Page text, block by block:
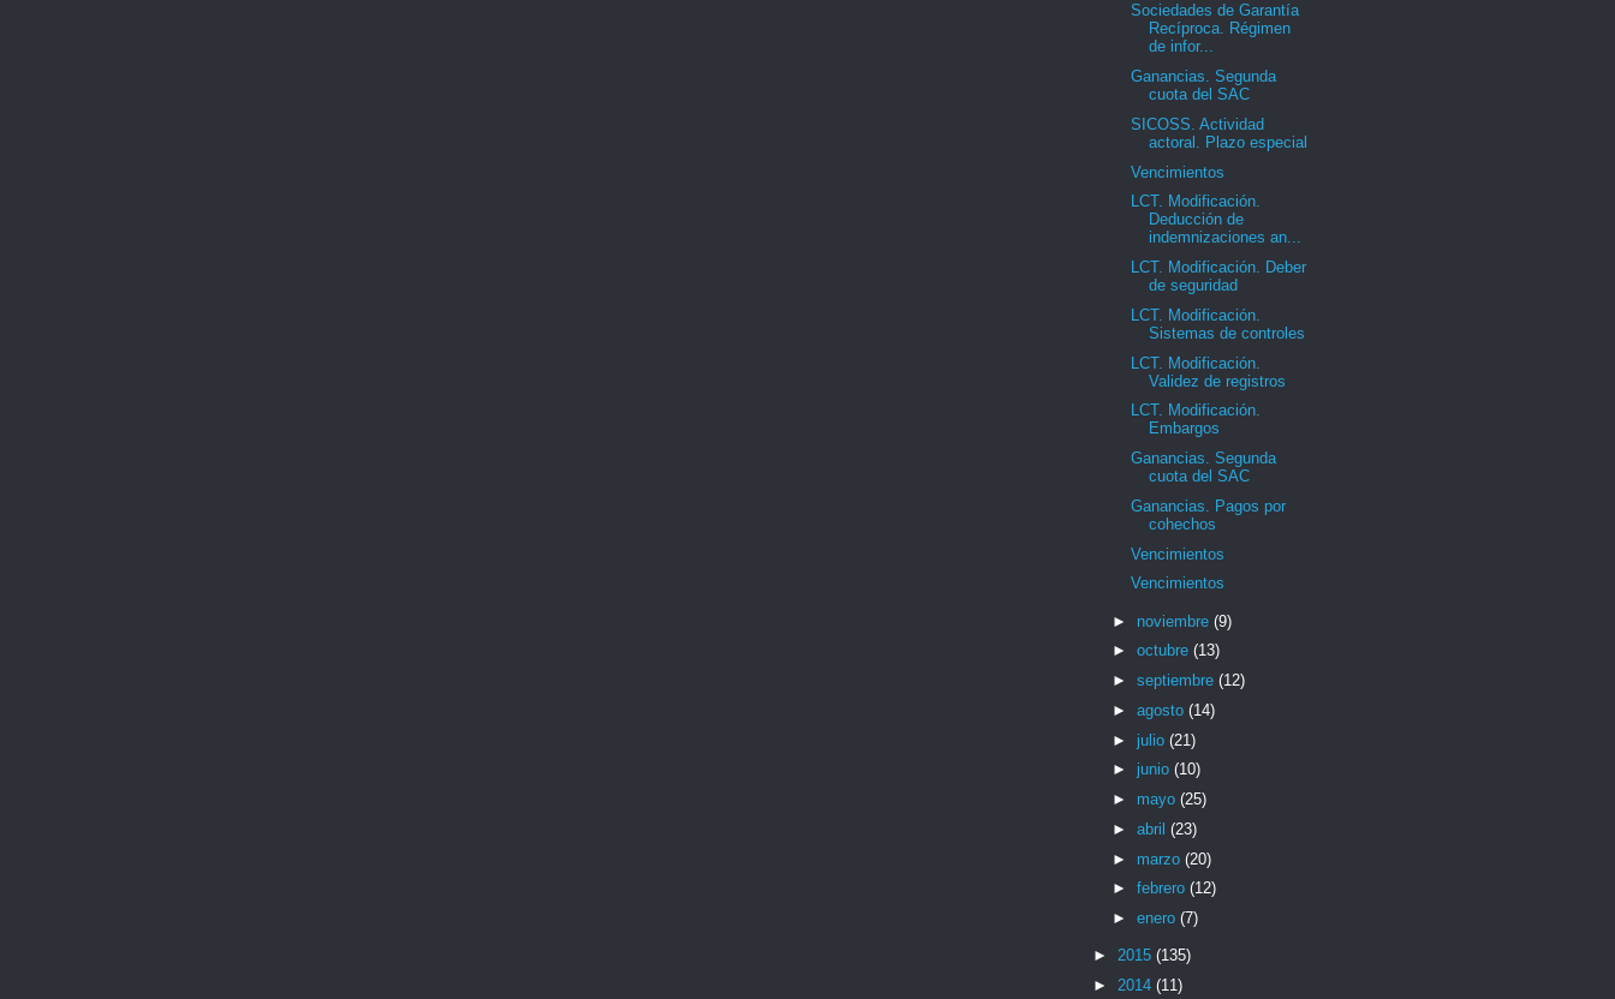
Sociedades de Garantía
Recíproca. Régimen
de infor...
Ganancias. Segunda
cuota del SAC
SICOSS. Actividad
actoral. Plazo especial
Vencimientos
LCT. Modificación.
Deducción de
indemnizaciones an...
LCT. Modificación. Deber
de seguridad
LCT. Modificación.
Sistemas de controles
LCT. Modificación.
Validez de registros
LCT. Modificación.
Embargos
Ganancias. Segunda
cuota del SAC
Ganancias. Pagos por
cohechos
Vencimientos
Vencimientos
► noviembre (9)
► octubre (13)
► septiembre (12)
► agosto (14)
► julio (21)
► junio (10)
► mayo (25)
► abril (23)
► marzo (20)
► febrero (12)
► enero (7)
► 2015 (135)
► 2014 (11)